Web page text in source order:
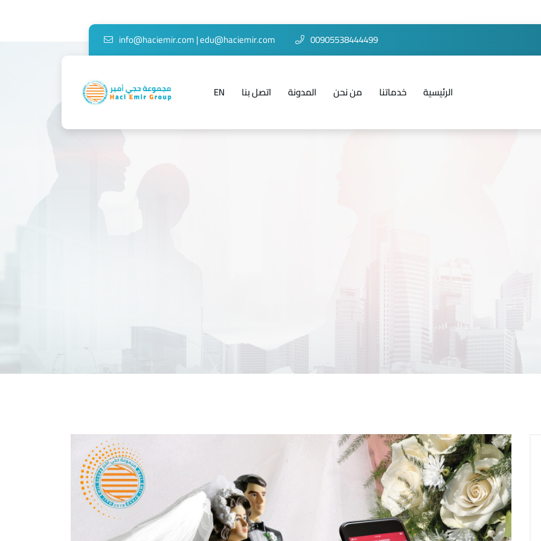
info@haciemir.com|edu@haciemir.com 00905538444499
EN اتصل بنا المدونة من نحن خدماتنا الرئيسية